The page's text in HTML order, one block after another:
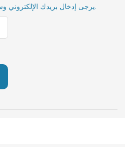
يرجى إدخال بريدك الإلكتروني وسنقوم بإعلامك عند إعادة تنشيطه.